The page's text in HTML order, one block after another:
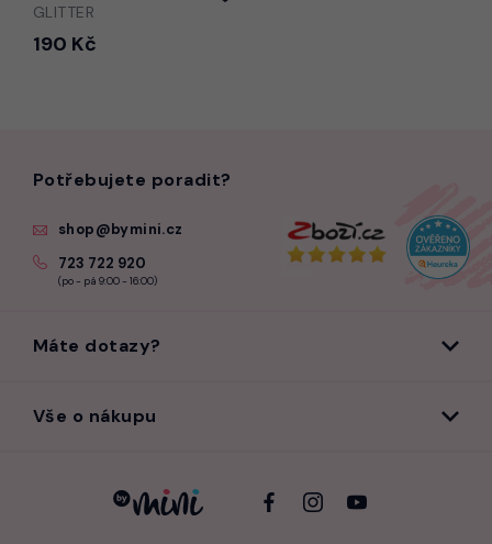
GLITTER
190 Kč
Potřebujete poradit?
shop@bymini.cz
723 722 920
(po - pá 9:00 - 16:00)
Máte dotazy?
Vše o nákupu